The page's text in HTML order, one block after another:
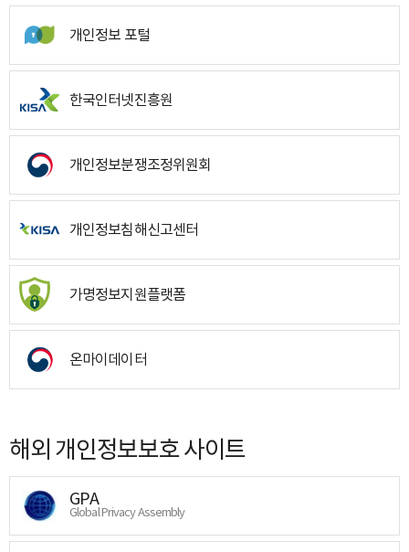
개인정보 포털
한국인터넷진흥원
개인정보분쟁조정위원회
개인정보침해신고센터
가명정보지원플랫폼
온마이데이터
해외 개인정보보호 사이트
GPA
Global Privacy Assembly